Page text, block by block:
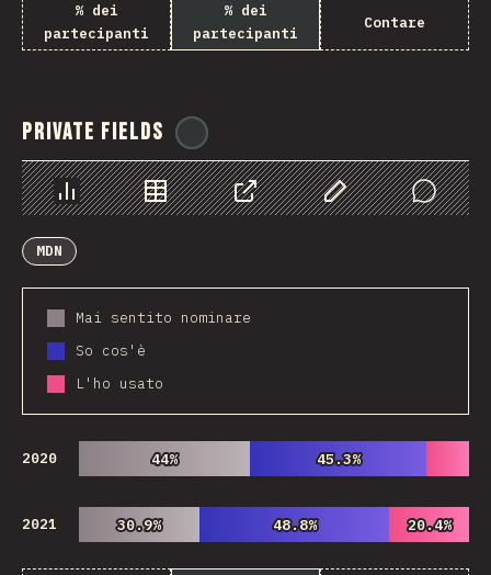
% dei
partecipanti
% dei
partecipanti
Contare
Private Fields
Grafico Dati CondividerePersonalizza i dati
Comments
MDN
Mai sentito nominare
So cos'è
L'ho usato
2020 44%
44% 45.3%
45.3%
2021 30.9%
30.9% 48.8%
48.8% 20.4%
20.4%